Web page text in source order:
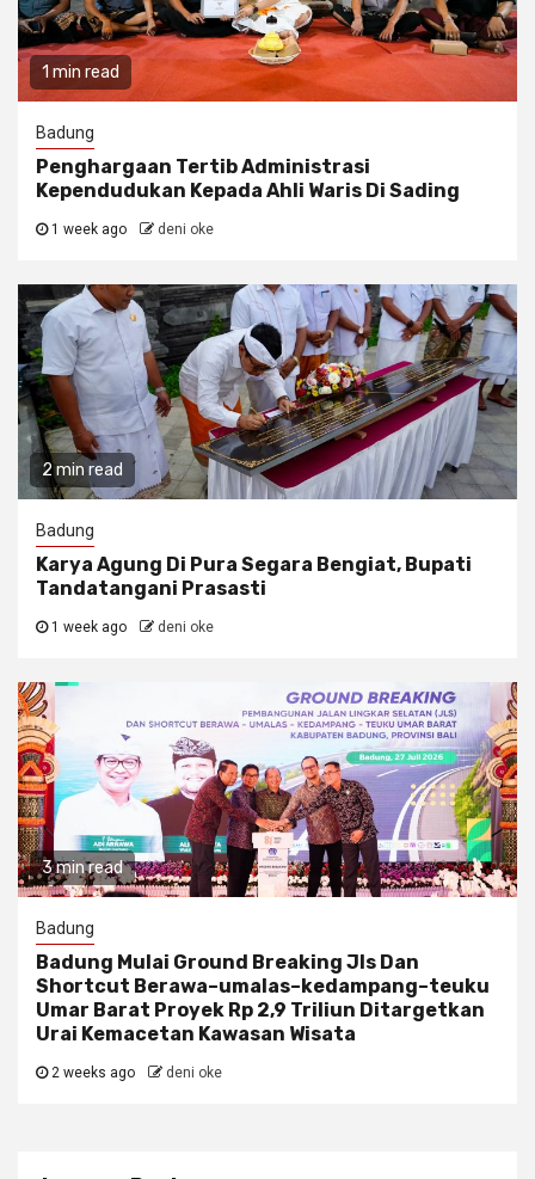
1 min read
Badung
Penghargaan Tertib Administrasi
Kependudukan Kepada Ahli Waris Di Sading
1 week ago deni oke
2 min read
Badung
Karya Agung Di Pura Segara Bengiat, Bupati
Tandatangani Prasasti
1 week ago deni oke
3 min read
Badung
Badung Mulai Ground Breaking Jls Dan
Shortcut Berawa–umalas–kedampang–teuku
Umar Barat Proyek Rp 2,9 Triliun Ditargetkan
Urai Kemacetan Kawasan Wisata
2 weeks ago deni oke